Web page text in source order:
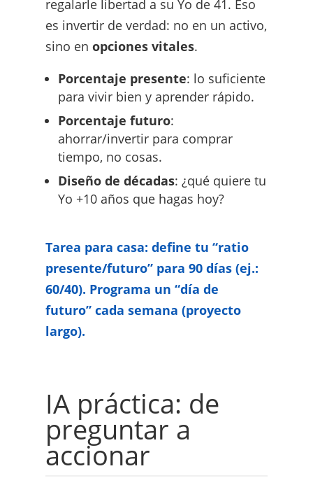
regalarle libertad a su Yo de 41. Eso
es invertir de verdad: no en un activo,
sino en opciones vitales.
Porcentaje presente: lo suficiente
para vivir bien y aprender rápido.
Porcentaje futuro:
ahorrar/invertir para comprar
tiempo, no cosas.
Diseño de décadas: ¿qué quiere tu
Yo +10 años que hagas hoy?
Tarea para casa: define tu “ratio
presente/futuro” para 90 días (ej.:
60/40). Programa un “día de
futuro” cada semana (proyecto
largo).
IA práctica: de
preguntar a
accionar